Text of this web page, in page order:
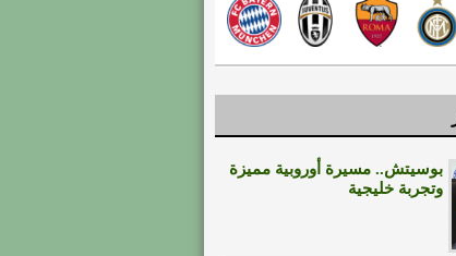
بوسيتش.. مسيرة أوروبية مميزة
وتجربة خليجية